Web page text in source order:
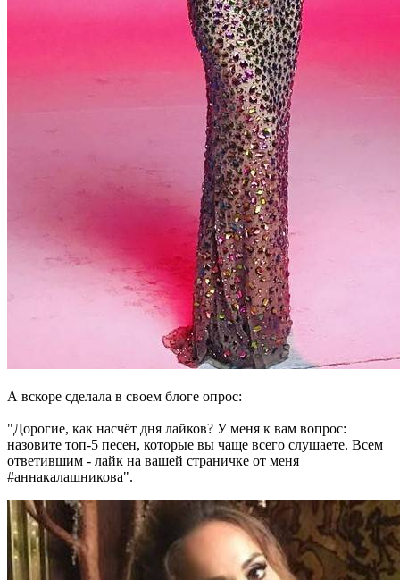
А вскоре сделала в своем блоге опрос:
"Дорогие, как насчёт дня лайков? У меня к вам вопрос:
назовите топ-5 песен, которые вы чаще всего слушаете. Всем
ответившим - лайк на вашей страничке от меня
#аннакалашникова".